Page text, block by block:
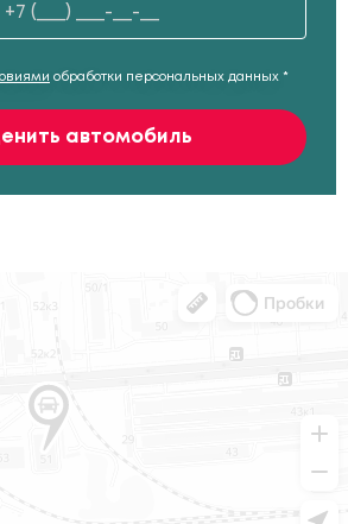
обработки персональных данных *
автомобиль